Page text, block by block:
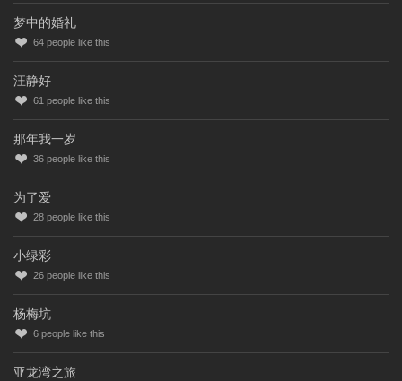
梦中的婚礼
64 people like this
汪静好
61 people like this
那年我一岁
36 people like this
为了爱
28 people like this
小绿彩
26 people like this
杨梅坑
6 people like this
亚龙湾之旅